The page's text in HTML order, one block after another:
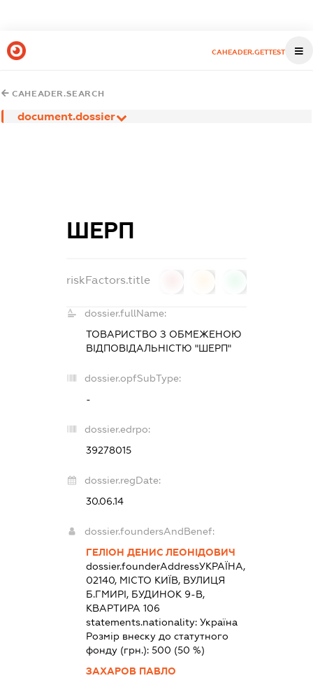
CAHEADER.GETTEST
CAHEADER.SEARCH
document.dossier
ШЕРП
riskFactors.title
dossier.fullName:
ТОВАРИСТВО З ОБМЕЖЕНОЮ
ВІДПОВІДАЛЬНІСТЮ "ШЕРП"
dossier.opfSubType:
-
dossier.edrpo:
39278015
dossier.regDate:
30.06.14
dossier.foundersAndBenef:
ГЕЛІОН ДЕНИС ЛЕОНІДОВИЧ
dossier.founderAddressУКРАЇНА,
02140, МІСТО КИЇВ, ВУЛИЦЯ
Б.ГМИРІ, БУДИНОК 9-В,
КВАРТИРА 106
statements.nationality: Україна
Розмір внеску до статутного
фонду (грн.): 500 (50 %)
ЗАХАРОВ ПАВЛО